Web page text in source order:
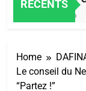
RECENTS
Home
Le conseil du
“Partez !”